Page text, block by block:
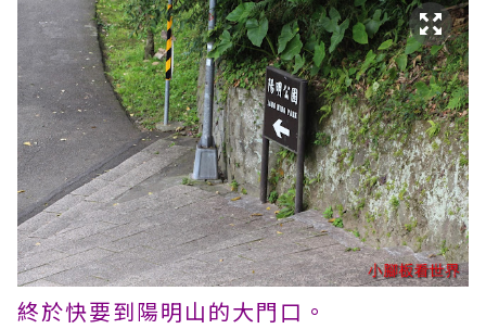
終於快要到陽明山的大門口。